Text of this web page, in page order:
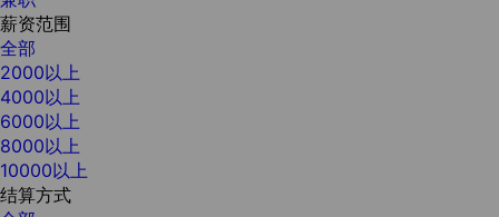
薪资范围
全部
2000以上
4000以上
6000以上
8000以上
10000以上
结算方式